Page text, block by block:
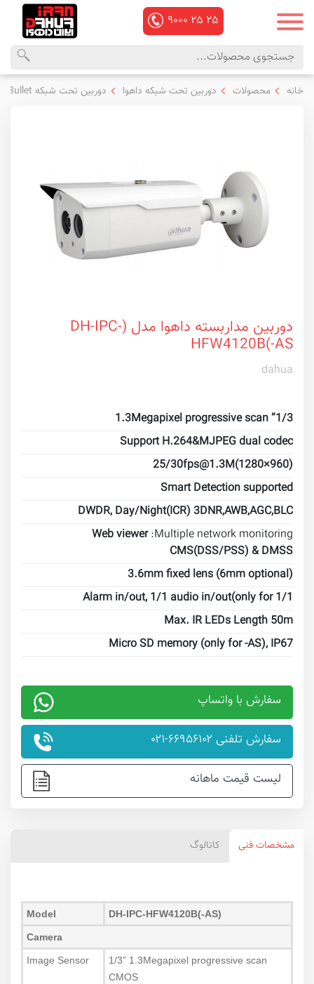
۹۰۰۰ ۲۵ ۲۵
محصولات
منوی
اصلی
خانه محصولات دوربین تحت شبکه داهوا دوربین تحت شبکه Bullet داهوا
دوربین مداربسته داهوا مدل (DH-IPC-
HFW4120B(-AS
dahua
1/3” 1.3Megapixel progressive scan
Support H.264&MJPEG dual codec
25/30fps@1.3M(1280×960)
Smart Detection supported
DWDR, Day/Night(ICR) 3DNR,AWB,AGC,BLC
Multiple network monitoring:
Web viewer
CMS(DSS/PSS) & DMSS
3.6mm fixed lens (6mm optional)
1/1 Alarm in/out, 1/1 audio in/out(only for
Max. IR LEDs Length 50m
Micro SD memory (only for -AS), IP67
سفارش با واتساپ
سفارش تلفنی ۶۶۹۵۶۱۰۲-۰۲۱
لیست قیمت ماهانه
مشخصات فنی کاتالوگ
Model DH-IPC-HFW4120B(-AS)
Camera
Image Sensor
1/3” 1.3Megapixel progressive scan
CMOS